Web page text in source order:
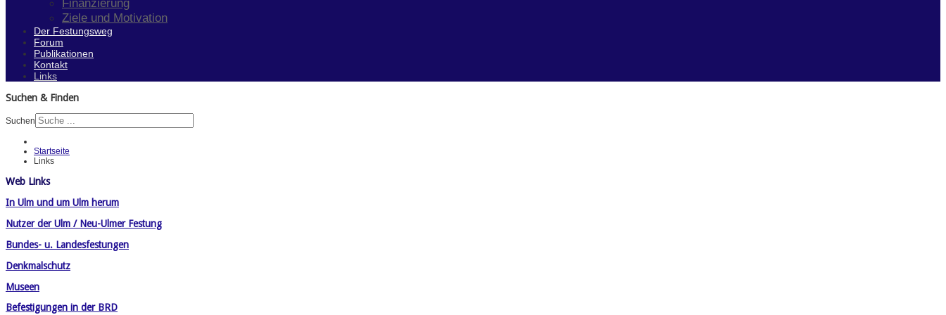
Finanzierung
Ziele und Motivation
Der Festungsweg
Forum
Publikationen
Kontakt
Links
Suchen & Finden
Suchen
Startseite
Links
Web Links
In Ulm und um Ulm herum
Nutzer der Ulm / Neu-Ulmer Festung
Bundes- u. Landesfestungen
Denkmalschutz
Museen
Befestigungen in der BRD